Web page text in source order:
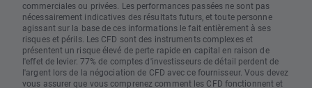
commerciales ou privées. Les performances passées ne sont pas
nécessairement indicatives des résultats futurs, et toute personne
agissant sur la base de ces informations le fait entièrement à ses
risques et périls. Les CFD sont des instruments complexes et
présentent un risque élevé de perte rapide en capital en raison de
l'effet de levier. 77% de comptes d'investisseurs de détail perdent de
l'argent lors de la négociation de CFD avec ce fournisseur. Vous devez
vous assurer que vous comprenez comment les CFD fonctionnent et